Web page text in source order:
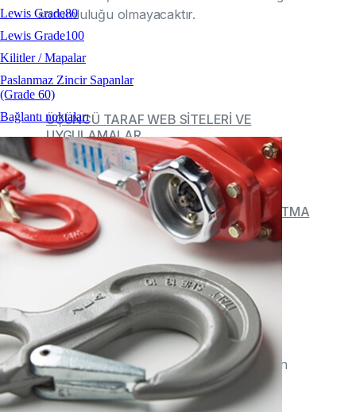
Lewis Grade80
Lewis Grade100
Kilitler / Mapalar
Paslanmaz Zincir Sapanlar
(Grade 60)
Bağlantı noktaları
sorumluluğu olmayacaktır.
ÜÇÜNCÜ TARAF WEB SİTELERİ VE
UYGULAMALAR
İSTİSNAİ HALLER
TARAYICI ÇEREZLERİ
KİŞİSEL VERİLERİN İŞLENMESİ AYDINLATMA
METNİ
E-POSTA HUKUKİ ŞARTLAR
ÜÇÜNCÜ TARAF WEB SİTELERİ VE
UYGULAMALAR
ÇETİN BALKAN A.Ş
, web sitesi
dâhilinde başka sitelere link verebilir.
Firmamız, bu linkler vasıtasıyla erişilen
sitelerin gizlilik uygulamaları ve
içeriklerine yönelik herhangi bir